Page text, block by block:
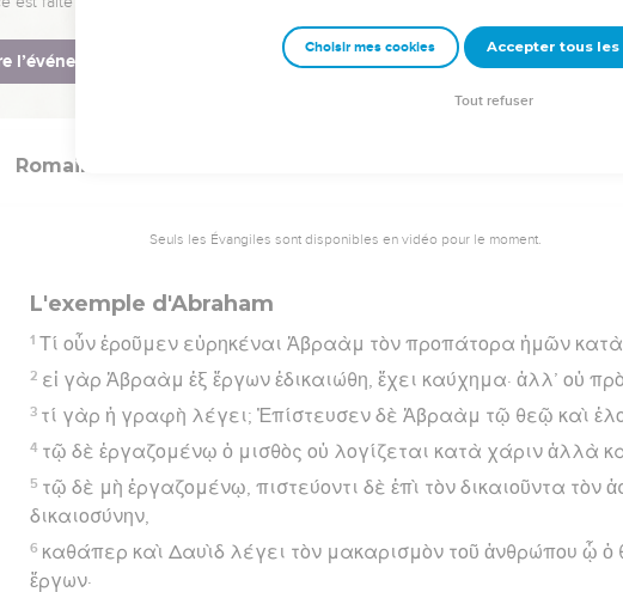
31 νόμον οὖν καταργοῦμεν διὰ τῆς πίστεως; μὴ γένοιτο, ἀλλὰ
Hébreu : © Westminster Leningrad Codex - tanach.us --- Grec : © 2010 by the Society of
Romains
Seuls les Évangiles sont disponibles en vidéo pour le moment.
L'exemple d'Abraham
1 Τί οὖν ἐροῦμεν εὑρηκέναι Ἀβραὰμ τὸν προπάτορα ἡμῶν
2 εἰ γὰρ Ἀβραὰμ ἐξ ἔργων ἐδικαιώθη, ἔχει καύχημα· ἀλλ’ οὐ
3 τί γὰρ ἡ γραφὴ λέγει; Ἐπίστευσεν δὲ Ἀβραὰμ τῷ θεῷ καὶ
4 τῷ δὲ ἐργαζομένῳ ὁ μισθὸς οὐ λογίζεται κατὰ χάριν ἀλλὰ
5 τῷ δὲ μὴ ἐργαζομένῳ, πιστεύοντι δὲ ἐπὶ τὸν δικαιοῦντα τὸν
δικαιοσύνην,
6 καθάπερ καὶ Δαυὶδ λέγει τὸν μακαρισμὸν τοῦ ἀνθρώπου ᾧ ὁ
ἔργων·
Choisir mes cookies Accepter tous les
Tout refuser